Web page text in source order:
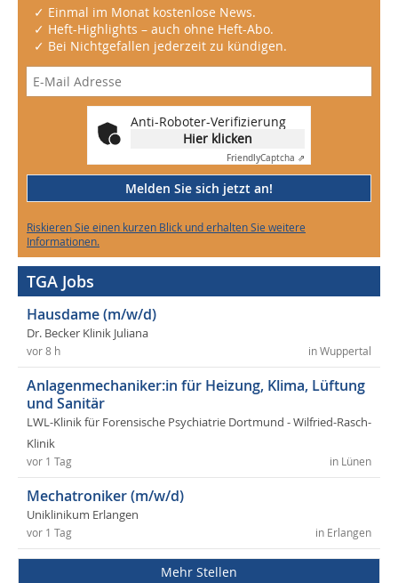
✓ Einmal im Monat kostenlose News.
✓ Heft-Highlights – auch ohne Heft-Abo.
✓ Bei Nichtgefallen jederzeit zu kündigen.
Anti-Roboter-Verifizierung
Hier klicken
FriendlyCaptcha ⇗
Melden Sie sich jetzt an!
Riskieren Sie einen kurzen Blick und erhalten Sie weitere
Informationen.
TGA Jobs
Hausdame (m/w/d)
Dr. Becker Klinik Juliana
in Wuppertal
vor 8 h
Anlagenmechaniker:in für Heizung, Klima, Lüftung
und Sanitär
LWL-Klinik für Forensische Psychiatrie Dortmund - Wilfried-Rasch-
Klinik
in Lünen
vor 1 Tag
Mechatroniker (m/w/d)
Uniklinikum Erlangen
in Erlangen
vor 1 Tag
Mehr Stellen